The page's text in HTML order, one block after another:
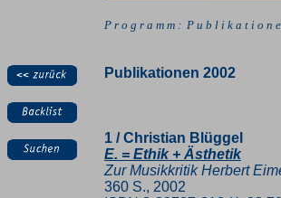
P r o g r a m m : P u b l i k a t i o n
Publikationen 2002
1 / Christian Blüggel
E. = Ethik + Ästhetik
Zur Musikkritik Herbert
360 S., 2002